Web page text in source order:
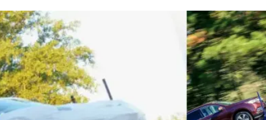
Bakım
Sağlık Haberleri
Spor Malzemeleri Hediyelik Eşya